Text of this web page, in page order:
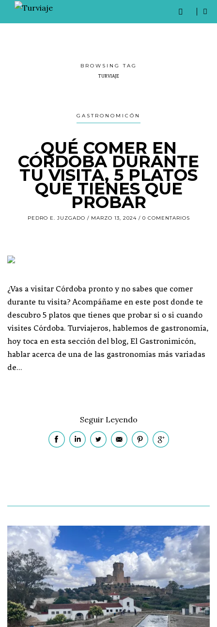
BROWSING TAG
TURVIAJE
GASTRONOMICÓN
QUÉ COMER EN
CÓRDOBA DURANTE
TU VISITA, 5 PLATOS
QUE TIENES QUE
PROBAR
PEDRO E. JUZGADO MARZO 13, 2024 0 COMENTARIOS
¿Vas a visitar Córdoba pronto y no sabes que comer
durante tu visita? Acompáñame en este post donde te
descubro 5 platos que tienes que probar si o si cuando
visites Córdoba. Turviajeros, hablemos de gastronomía,
hoy toca en esta sección del blog, El Gastronimicón,
hablar acerca de una de las gastronomías más variadas
de…
Seguir Leyendo